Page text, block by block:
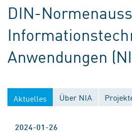
DIN-
Anwendungen
Aktuelles Über NIA
2024-01-26